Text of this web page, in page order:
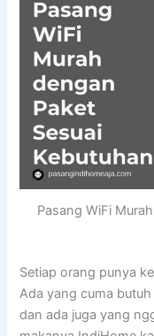
Pasang WiFi
Setiap orang punya
Ada yang cuma
dan ada juga yang